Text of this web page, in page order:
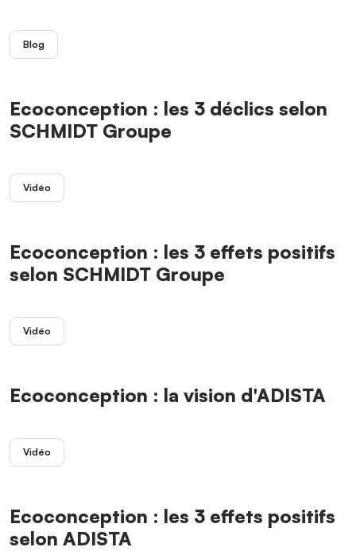
Blog
Ecoconception : les 3 déclics selon
SCHMIDT Groupe
Vidéo
Ecoconception : les 3 effets positifs
selon SCHMIDT Groupe
Vidéo
Ecoconception : la vision d'ADISTA
Vidéo
Ecoconception : les 3 effets positifs
selon ADISTA